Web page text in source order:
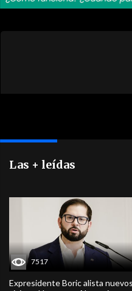
Las + leídas
7517
Expresidente Boric alista nuevos